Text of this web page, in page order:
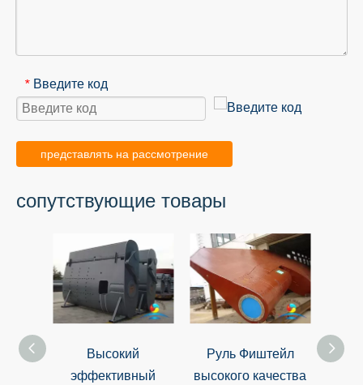
* Введите код
представлять на рассмотрение
сопутствующие товары
Высокий
эффективный
Руль Фиштейл
высокого качества